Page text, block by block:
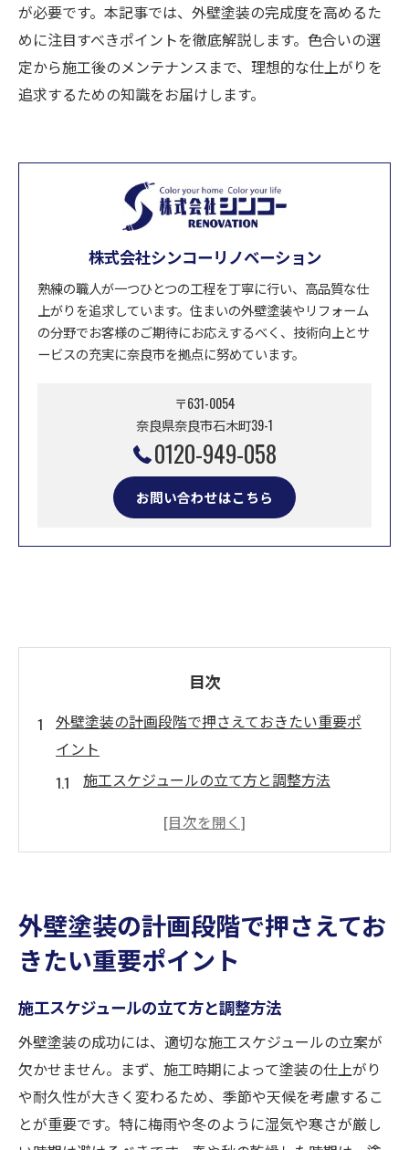
が必要です。本記事では、外壁塗装の完成度を高めるた
めに注目すべきポイントを徹底解説します。色合いの選
定から施工後のメンテナンスまで、理想的な仕上がりを
追求するための知識をお届けします。
株式会社シンコーリノベーション
熟練の職人が一つひとつの工程を丁寧に行い、高品質な仕
上がりを追求しています。住まいの外壁塗装やリフォーム
の分野でお客様のご期待にお応えするべく、技術向上とサ
ービスの充実に奈良市を拠点に努めています。
〒631-0054
奈良県奈良市石木町39-1
0120-949-058
お問い合わせはこちら
目次
外壁塗装の計画段階で押さえておきたい重要ポ
イント
施工スケジュールの立て方と調整方法
使用する塗料の種類とその選択基準
環境配慮と持続可能な塗装計画
色合い選定で外壁塗装の完成度を左右する選択
色の耐久性とメンテナンス面での考慮点
流行の色と長持ちする色のバランス
色見本と実物の違いを理解する
外壁塗装の計画段階で押さえてお
きたい重要ポイント
施工スケジュールの立て方と調整方法
外壁塗装の成功には、適切な施工スケジュールの立案が
欠かせません。まず、施工時期によって塗装の仕上がり
や耐久性が大きく変わるため、季節や天候を考慮するこ
とが重要です。特に梅雨や冬のように湿気や寒さが厳し